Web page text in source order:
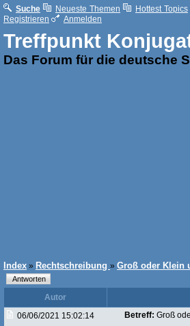
Suche Neueste Themen Hottest Topics
Registrieren
Anmelden
Treffpunkt
Das Forum für die deutsche
Index » Rechtschreibung » Groß oder Klein
Autor
06/06/2021 15:02:14
Betreff: Groß